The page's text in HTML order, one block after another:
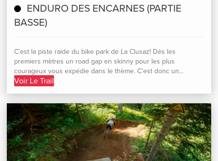
ENDURO DES ENCARNES (PARTIE
BASSE)
C’est la piste raide du bike park de La Clusaz! Dès les
premiers mètres un road gap en skinny pour les plus
courageux vous expédie dans le thème. C’est donc un...
Voir Le Trail